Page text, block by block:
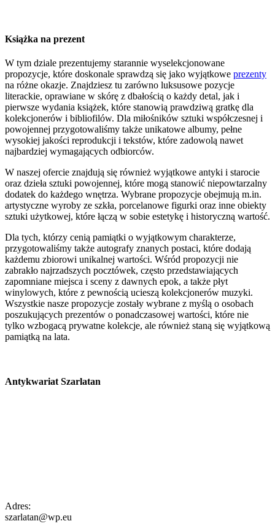
Książka na prezent
W tym dziale prezentujemy starannie wyselekcjonowane
propozycje, które doskonale sprawdzą się jako wyjątkowe prezenty
na różne okazje. Znajdziesz tu zarówno luksusowe pozycje
literackie, oprawiane w skórę z dbałością o każdy detal, jak i
pierwsze wydania książek, które stanowią prawdziwą gratkę dla
kolekcjonerów i bibliofilów. Dla miłośników sztuki współczesnej i
powojennej przygotowaliśmy także unikatowe albumy, pełne
wysokiej jakości reprodukcji i tekstów, które zadowolą nawet
najbardziej wymagających odbiorców.
W naszej ofercie znajdują się również wyjątkowe antyki i starocie
oraz dzieła sztuki powojennej, które mogą stanowić niepowtarzalny
dodatek do każdego wnętrza. Wybrane propozycje obejmują m.in.
artystyczne wyroby ze szkła, porcelanowe figurki oraz inne obiekty
sztuki użytkowej, które łączą w sobie estetykę i historyczną wartość.
Dla tych, którzy cenią pamiątki o wyjątkowym charakterze,
przygotowaliśmy także autografy znanych postaci, które dodają
każdemu zbiorowi unikalnej wartości. Wśród propozycji nie
zabrakło najrzadszych pocztówek, często przedstawiających
zapomniane miejsca i sceny z dawnych epok, a także płyt
winylowych, które z pewnością ucieszą kolekcjonerów muzyki.
Wszystkie nasze propozycje zostały wybrane z myślą o osobach
poszukujących prezentów o ponadczasowej wartości, które nie
tylko wzbogacą prywatne kolekcje, ale również staną się wyjątkową
pamiątką na lata.
Antykwariat Szarlatan
Adres:
szarlatan@wp.eu